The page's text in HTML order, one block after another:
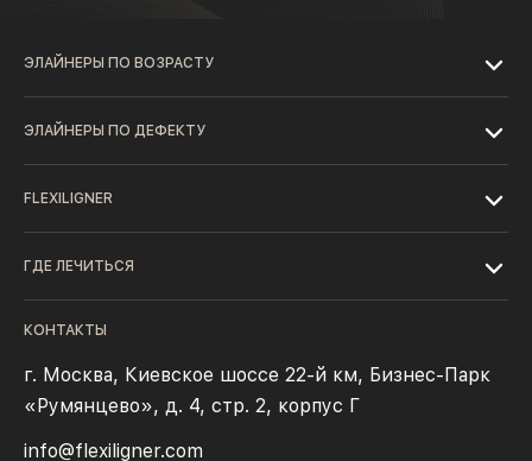
ЭЛАЙНЕРЫ ПО ВОЗРАСТУ
ЭЛАЙНЕРЫ ПО ДЕФЕКТУ
FLEXILIGNER
ГДЕ ЛЕЧИТЬСЯ
КОНТАКТЫ
г. Москва, Киевское шоссе 22-й км, Бизнес-Парк
«Румянцево», д. 4, стр. 2, корпус Г
info@flexiligner.com